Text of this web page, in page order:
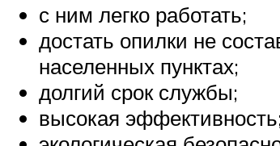
с ним легко работать;
достать опилки не
населенных пунктах;
долгий срок службы;
высокая